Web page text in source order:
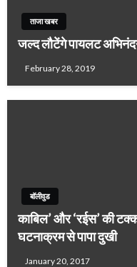
ताजा खबर
जल्द लौटेंगे पायलट
February 28, 2019
बॉलीवुड
काबिल’ और ‘रईस’ की
घटनाक्रम से पापा दुखी
January 20, 2017